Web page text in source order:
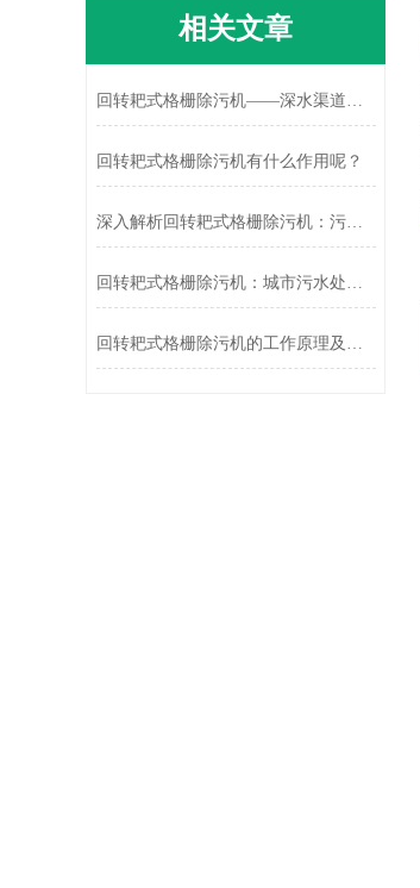
相关文章
回转耙式格栅除污机——深水渠道拦截的优化方案
回转耙式格栅除污机有什么作用呢？
深入解析回转耙式格栅除污机：污水处理的得力助手
回转耙式格栅除污机：城市污水处理的“清道夫”
回转耙式格栅除污机的工作原理及应用